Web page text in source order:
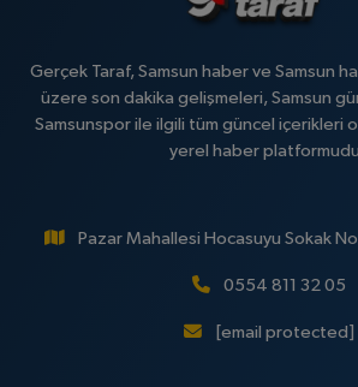
Gerçek Taraf, Samsun haber ve Samsun
üzere son dakika gelişmeleri, Samsun
Samsunspor ile ilgili tüm güncel içerikleri
yerel haber
Pazar Mahallesi Hocasuyu Sokak
0554 811 32 05
[email protected]